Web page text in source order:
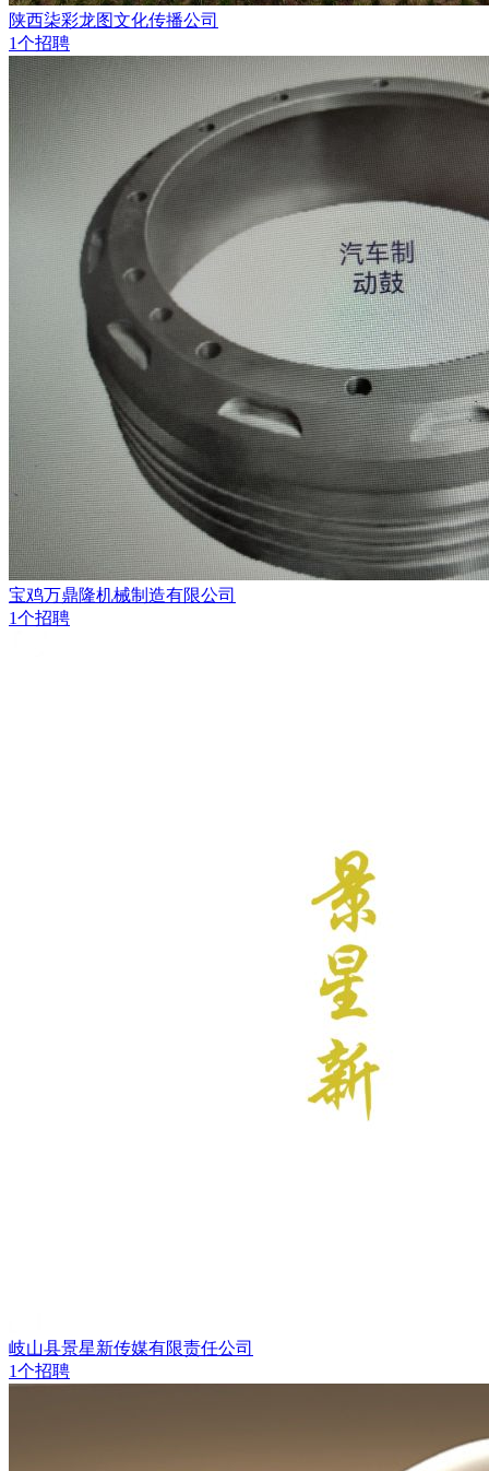
陕西柒彩龙图文化传播公司
1个招聘
宝鸡万鼎隆机械制造有限公司
1个招聘
岐山县景星新传媒有限责任公司
1个招聘